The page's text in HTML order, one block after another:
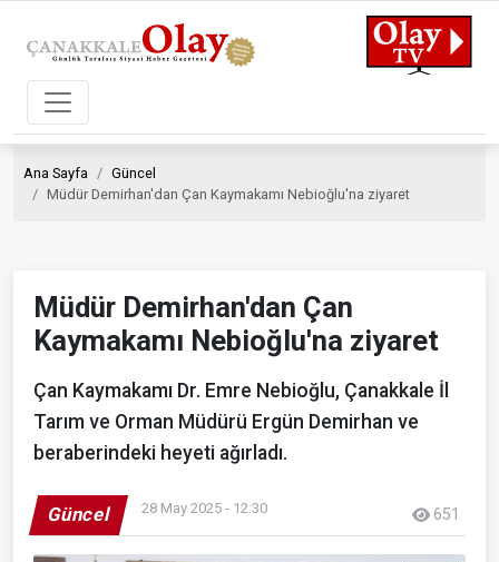
Ana Sayfa
Güncel
Müdür Demirhan'dan Çan Kaymakamı Nebioğlu'na ziyaret
Müdür Demirhan'dan Çan
Kaymakamı Nebioğlu'na ziyaret
Çan Kaymakamı Dr. Emre Nebioğlu, Çanakkale İl
Tarım ve Orman Müdürü Ergün Demirhan ve
beraberindeki heyeti ağırladı.
Güncel 28 May 2025 - 12:30 651